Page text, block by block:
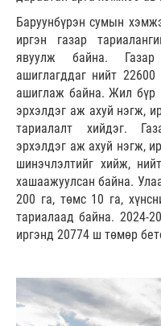
Баруунбүрэн сумын
иргэн газар
явуулж байна. Газар
ашиглагддаг нийт
ашиглаж байна. Жил бүр
эрхэлдэг аж ахуй нэгж,
тариалалт хийдэг.
эрхэлдэг аж ахуй нэгж,
шинэчлэлтийг хийж,
хашаажуулсан байна.
200 га, төмс 10 га,
тариалаад байна. 2024-
иргэнд 20774 ш төмөр